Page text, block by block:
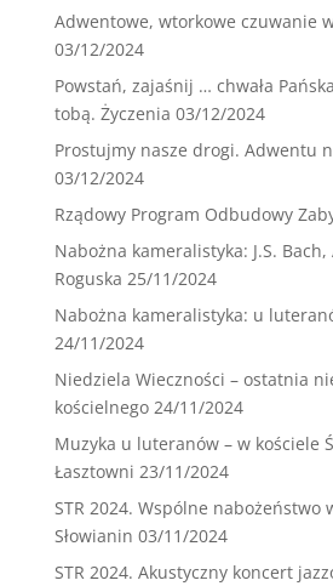
Adwentowe, wtorkowe czuwanie
03/12/2024
Powstań, zajaśnij … chwała
tobą. Życzenia 03/12/2024
Prostujmy nasze drogi. Adwentu
03/12/2024
Rządowy Program Odbudowy
Nabożna kameralistyka: J.S.
Roguska 25/11/2024
Nabożna kameralistyka: u
24/11/2024
Niedziela Wieczności – ostatnia
kościelnego 24/11/2024
Muzyka u luteranów – w kościele
Łasztowni 23/11/2024
STR 2024. Wspólne nabożeństwo
Słowianin 03/11/2024
STR 2024. Akustyczny koncert